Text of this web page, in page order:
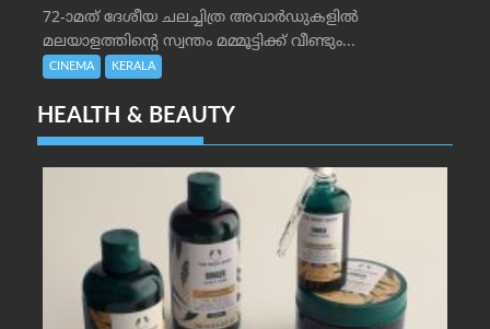
72-ാമത് ദേശീയ ചലച്ചിത്ര അവാര്‍ഡുകളില്‍
മലയാളത്തിന്റെ സ്വന്തം മമ്മൂട്ടിക്ക് വീണ്ടും...
CINEMA KERALA
HEALTH & BEAUTY